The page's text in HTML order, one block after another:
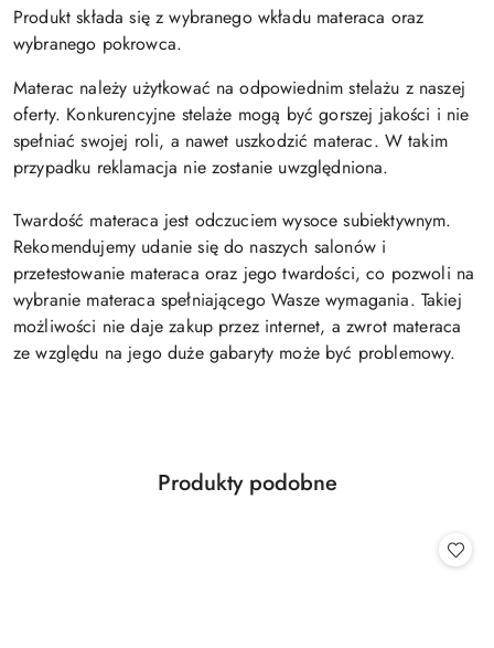
Produkt składa się z wybranego wkładu materaca oraz
wybranego pokrowca.
Materac należy użytkować na odpowiednim stelażu z naszej
oferty. Konkurencyjne stelaże mogą być gorszej jakości i nie
spełniać swojej roli, a nawet uszkodzić materac. W takim
przypadku reklamacja nie zostanie uwzględniona.
Twardość materaca jest odczuciem wysoce subiektywnym.
Rekomendujemy udanie się do naszych salonów i
przetestowanie materaca oraz jego twardości, co pozwoli na
wybranie materaca spełniającego Wasze wymagania. Takiej
możliwości nie daje zakup przez internet, a zwrot materaca
ze względu na jego duże gabaryty może być problemowy.
Pomiń karuzelę produktów
Produkty
Produkty podobne